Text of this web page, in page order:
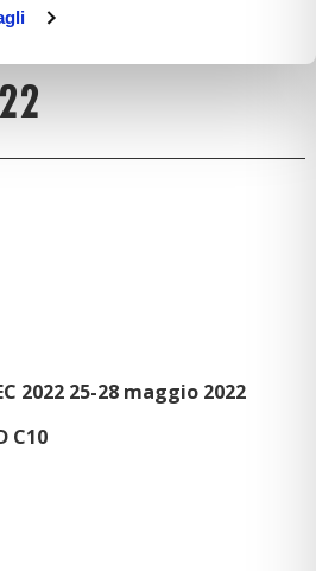
2022 25-28 maggio 2022
C10